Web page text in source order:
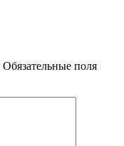
Обязательные поля